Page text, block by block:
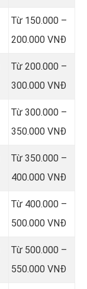
Từ 150.000 –
200.000 VNĐ
Từ 200.000 –
300.000 VNĐ
Từ 300.000 –
350.000 VNĐ
Từ 350.000 –
400.000 VNĐ
Từ 400.000 –
500.000 VNĐ
Từ 500.000 –
550.000 VNĐ